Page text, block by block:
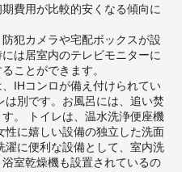
費用が比較的安くなる傾向に
犯カメラや宅配ボックスが設
は居室内のテレビモニターに
ことができます。
IHコンロが備え付けられてい
は別です。お風呂には、追い焚
。 トイレは、温水洗浄便座機
性に嬉しい設備の独立した洗面
濯に便利な設備として、室内洗
室乾燥機も設置されているの